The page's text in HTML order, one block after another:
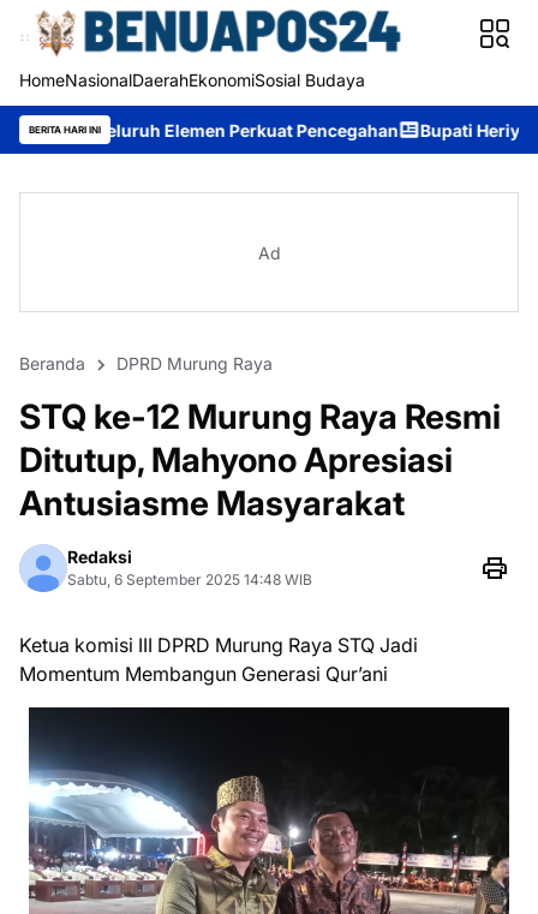
HomeNasionalDaerahEkonomiSosial Budaya
BERITA HARI INI
Elemen Perkuat Pencegahan Bupati Heriyus: Wisuda
Ad
Beranda DPRD Murung Raya
STQ ke-12 Murung Raya Resmi
Ditutup, Mahyono Apresiasi
Antusiasme Masyarakat
Redaksi
Sabtu, 6 September 2025 14:48 WIB
Ketua komisi III DPRD Murung Raya STQ Jadi
Momentum Membangun Generasi Qur’ani